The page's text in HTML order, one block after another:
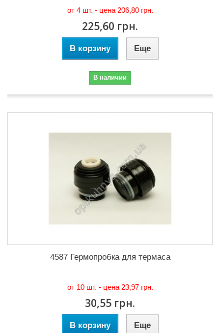
от 4 шт. - цена 206,80 грн.
225,60 грн.
В корзину Еще
В наличии
4587 Гермопробка для термаса
от 10 шт. - цена 23,97 грн.
30,55 грн.
В корзину Еще